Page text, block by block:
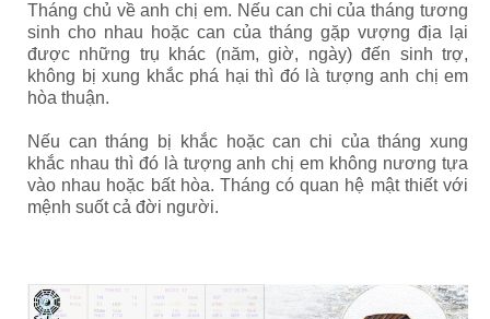
Tháng chủ về anh chị em. Nếu can chi của tháng tương
sinh cho nhau hoặc can của tháng gặp vượng địa lại
được những trụ khác (năm, giờ, ngày) đến sinh trợ,
không bị xung khắc phá hại thì đó là tượng anh chị em
hòa thuận.
Nếu can tháng bị khắc hoặc can chi của tháng xung
khắc nhau thì đó là tượng anh chị em không nương tựa
vào nhau hoặc bất hòa. Tháng có quan hệ mật thiết với
mệnh suốt cả đời người.